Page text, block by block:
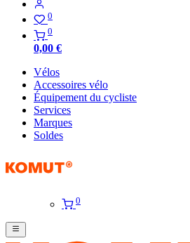
0
0
0,00 €
Vélos
Accessoires vélo
Équipement du cycliste
Services
Marques
Soldes
0